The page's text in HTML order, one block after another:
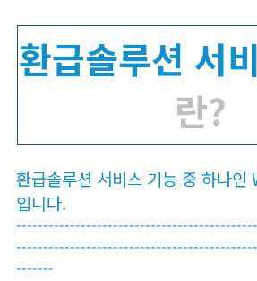
환급솔루션 서
란?
환급솔루션 서비스 기능 중 하나인
입니다.
-------